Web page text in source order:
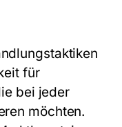
für
bei jeder
möchten.